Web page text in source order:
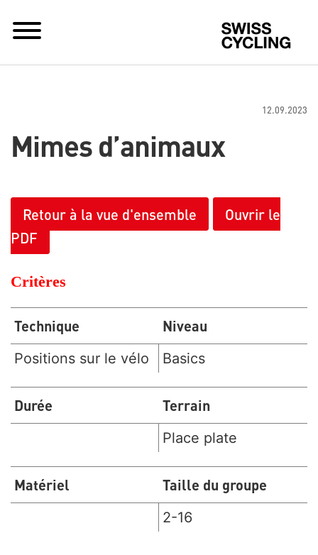
12.09.2023
Mimes d’animaux
Retour à la vue d'ensemble
Ouvrir le
PDF
Critères
Technique
Positions sur le vélo
Niveau
Basics
Durée Terrain
Place plate
Matériel Taille du groupe
2-16